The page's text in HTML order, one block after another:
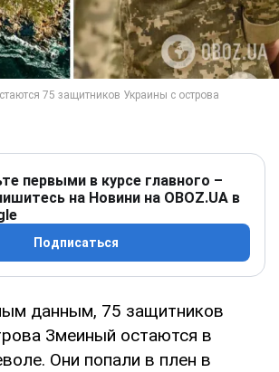
первыми в курсе главного –
на Новини на OBOZ.UA в
Подписаться
данным, 75 защитников
Змеиный остаются в
Они попали в плен в